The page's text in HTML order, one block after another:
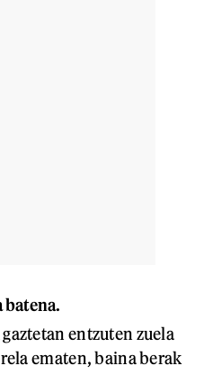
entzuten zuela
ematen, baina berak